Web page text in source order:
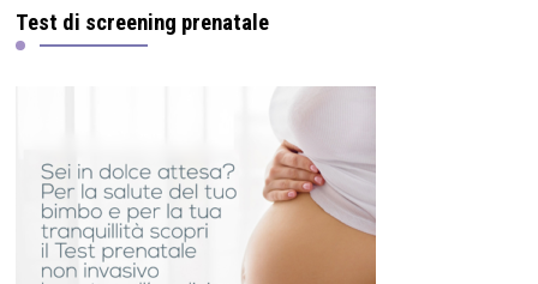
Test di screening prenatale